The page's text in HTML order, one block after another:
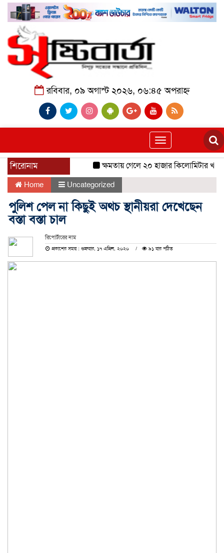
রবিবার, ০৯ অগাস্ট ২০২৬, ০৬:৪৫ অপরাহ্ন
Toggle
navigation
শিরোনাম ক্ষমতায় গেলে ২০ হাজার কিলোমিটার খাল
Home Uncategorized
পুলিশ পেল না কিছুই অথচ স্থানীয়রা দেখেছেন
বস্তা বস্তা চাল
রিপোর্টারের নাম
প্রকাশের সময় : শুক্রবার, ১৭ এপ্রিল, ২০২০
৯১ বার পঠিত